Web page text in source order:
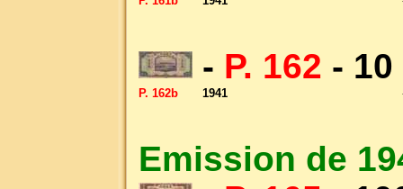
- P. 162 -
P. 162b 1941
Emission de